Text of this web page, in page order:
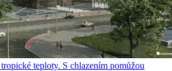
teploty. S chlazením pomůžou